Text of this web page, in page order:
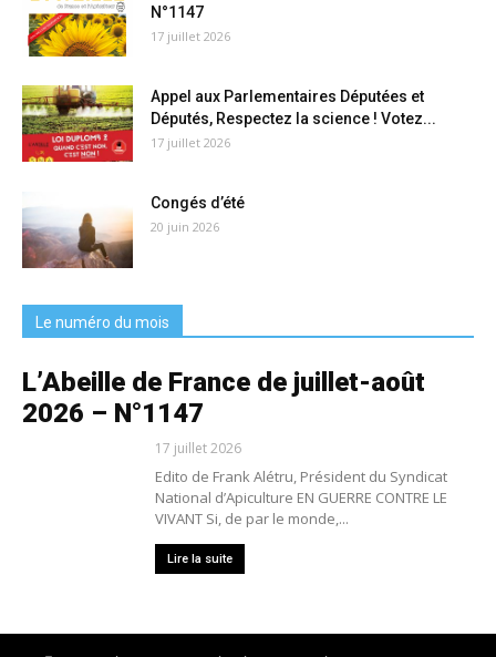
N°1147
17 juillet 2026
Appel aux Parlementaires Députées et
Députés, Respectez la science ! Votez...
17 juillet 2026
Congés d’été
20 juin 2026
Le numéro du mois
L’Abeille de France de juillet-août
2026 – N°1147
17 juillet 2026
Edito de Frank Alétru, Président du Syndicat
National d’Apiculture EN GUERRE CONTRE LE
VIVANT Si, de par le monde,...
Lire la suite